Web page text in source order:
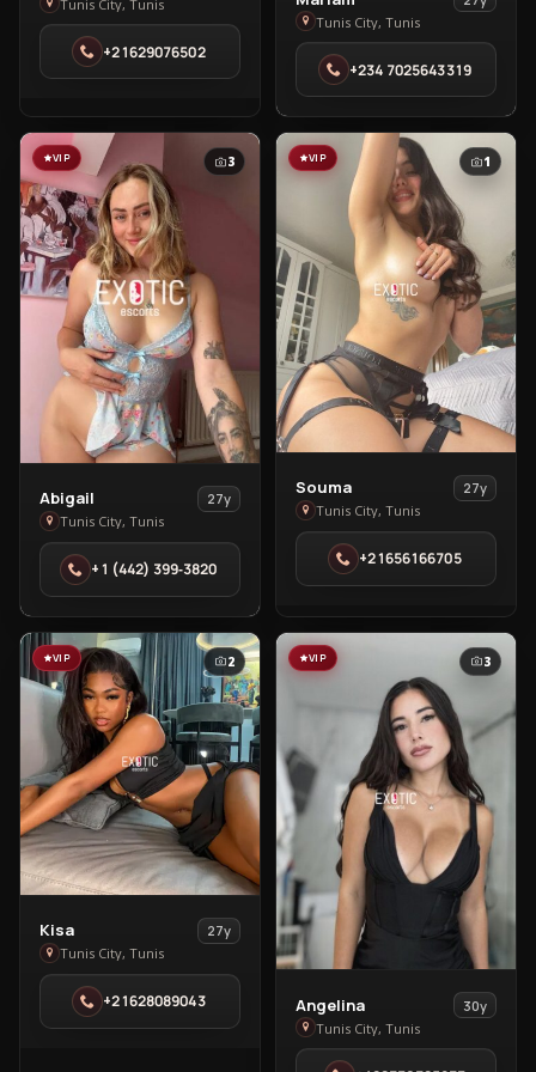
Rouaa
Jouini
Tunis
City
Tunis City, Tunis
+21629076502
Mariam
in
Tunis
City
Tunis City, Tunis
‪+234 7025643319
VIP 3
View
Abigail
in
Tunis
City
Abigail
27y
Tunis City, Tunis
‪+1 (442) 399‑3820‬
VIP 1
View
Souma
in
Tunis
City
Souma
27y
Tunis City, Tunis
+21656166705
VIP 2
View
Kisa
in
Tunis
City
Kisa
27y
Tunis City, Tunis
+21628089043
VIP 3
View
Angelina
in
Angelina
30y
Tunis City, Tunis